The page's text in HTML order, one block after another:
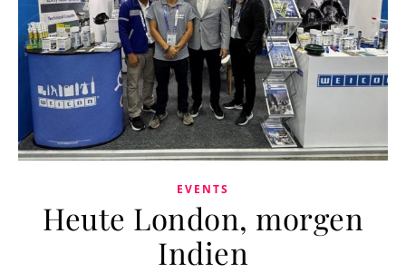
EVENTS
Heute London, morgen
Indien